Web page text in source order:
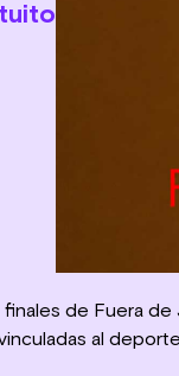
de Fuera
al